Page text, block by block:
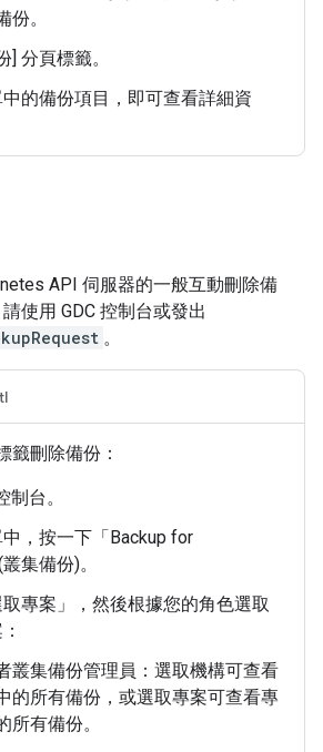
份。
] 分頁標籤。
的備份項目，即可查看詳細資
API 伺服器的一般互動刪除備
使用 GDC 控制台或發出
。
籤刪除備份：
制台。
，按一下「Backup for
集備份)。
專案」
，然後根據您的角色選取
叢集備份管理員：選取機構可查看
的所有備份，或選取專案可查看專
所有備份。